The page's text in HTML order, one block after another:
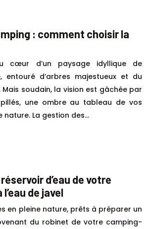
: comment choisir la
cœur d’un paysage idyllique de
entouré d’arbres majestueux et du
soudain, la vision est gâchée par
une ombre au tableau de vos
nature. La gestion des…
d’eau de votre
de javel
en pleine nature, prêts à préparer un
du robinet de votre camping-